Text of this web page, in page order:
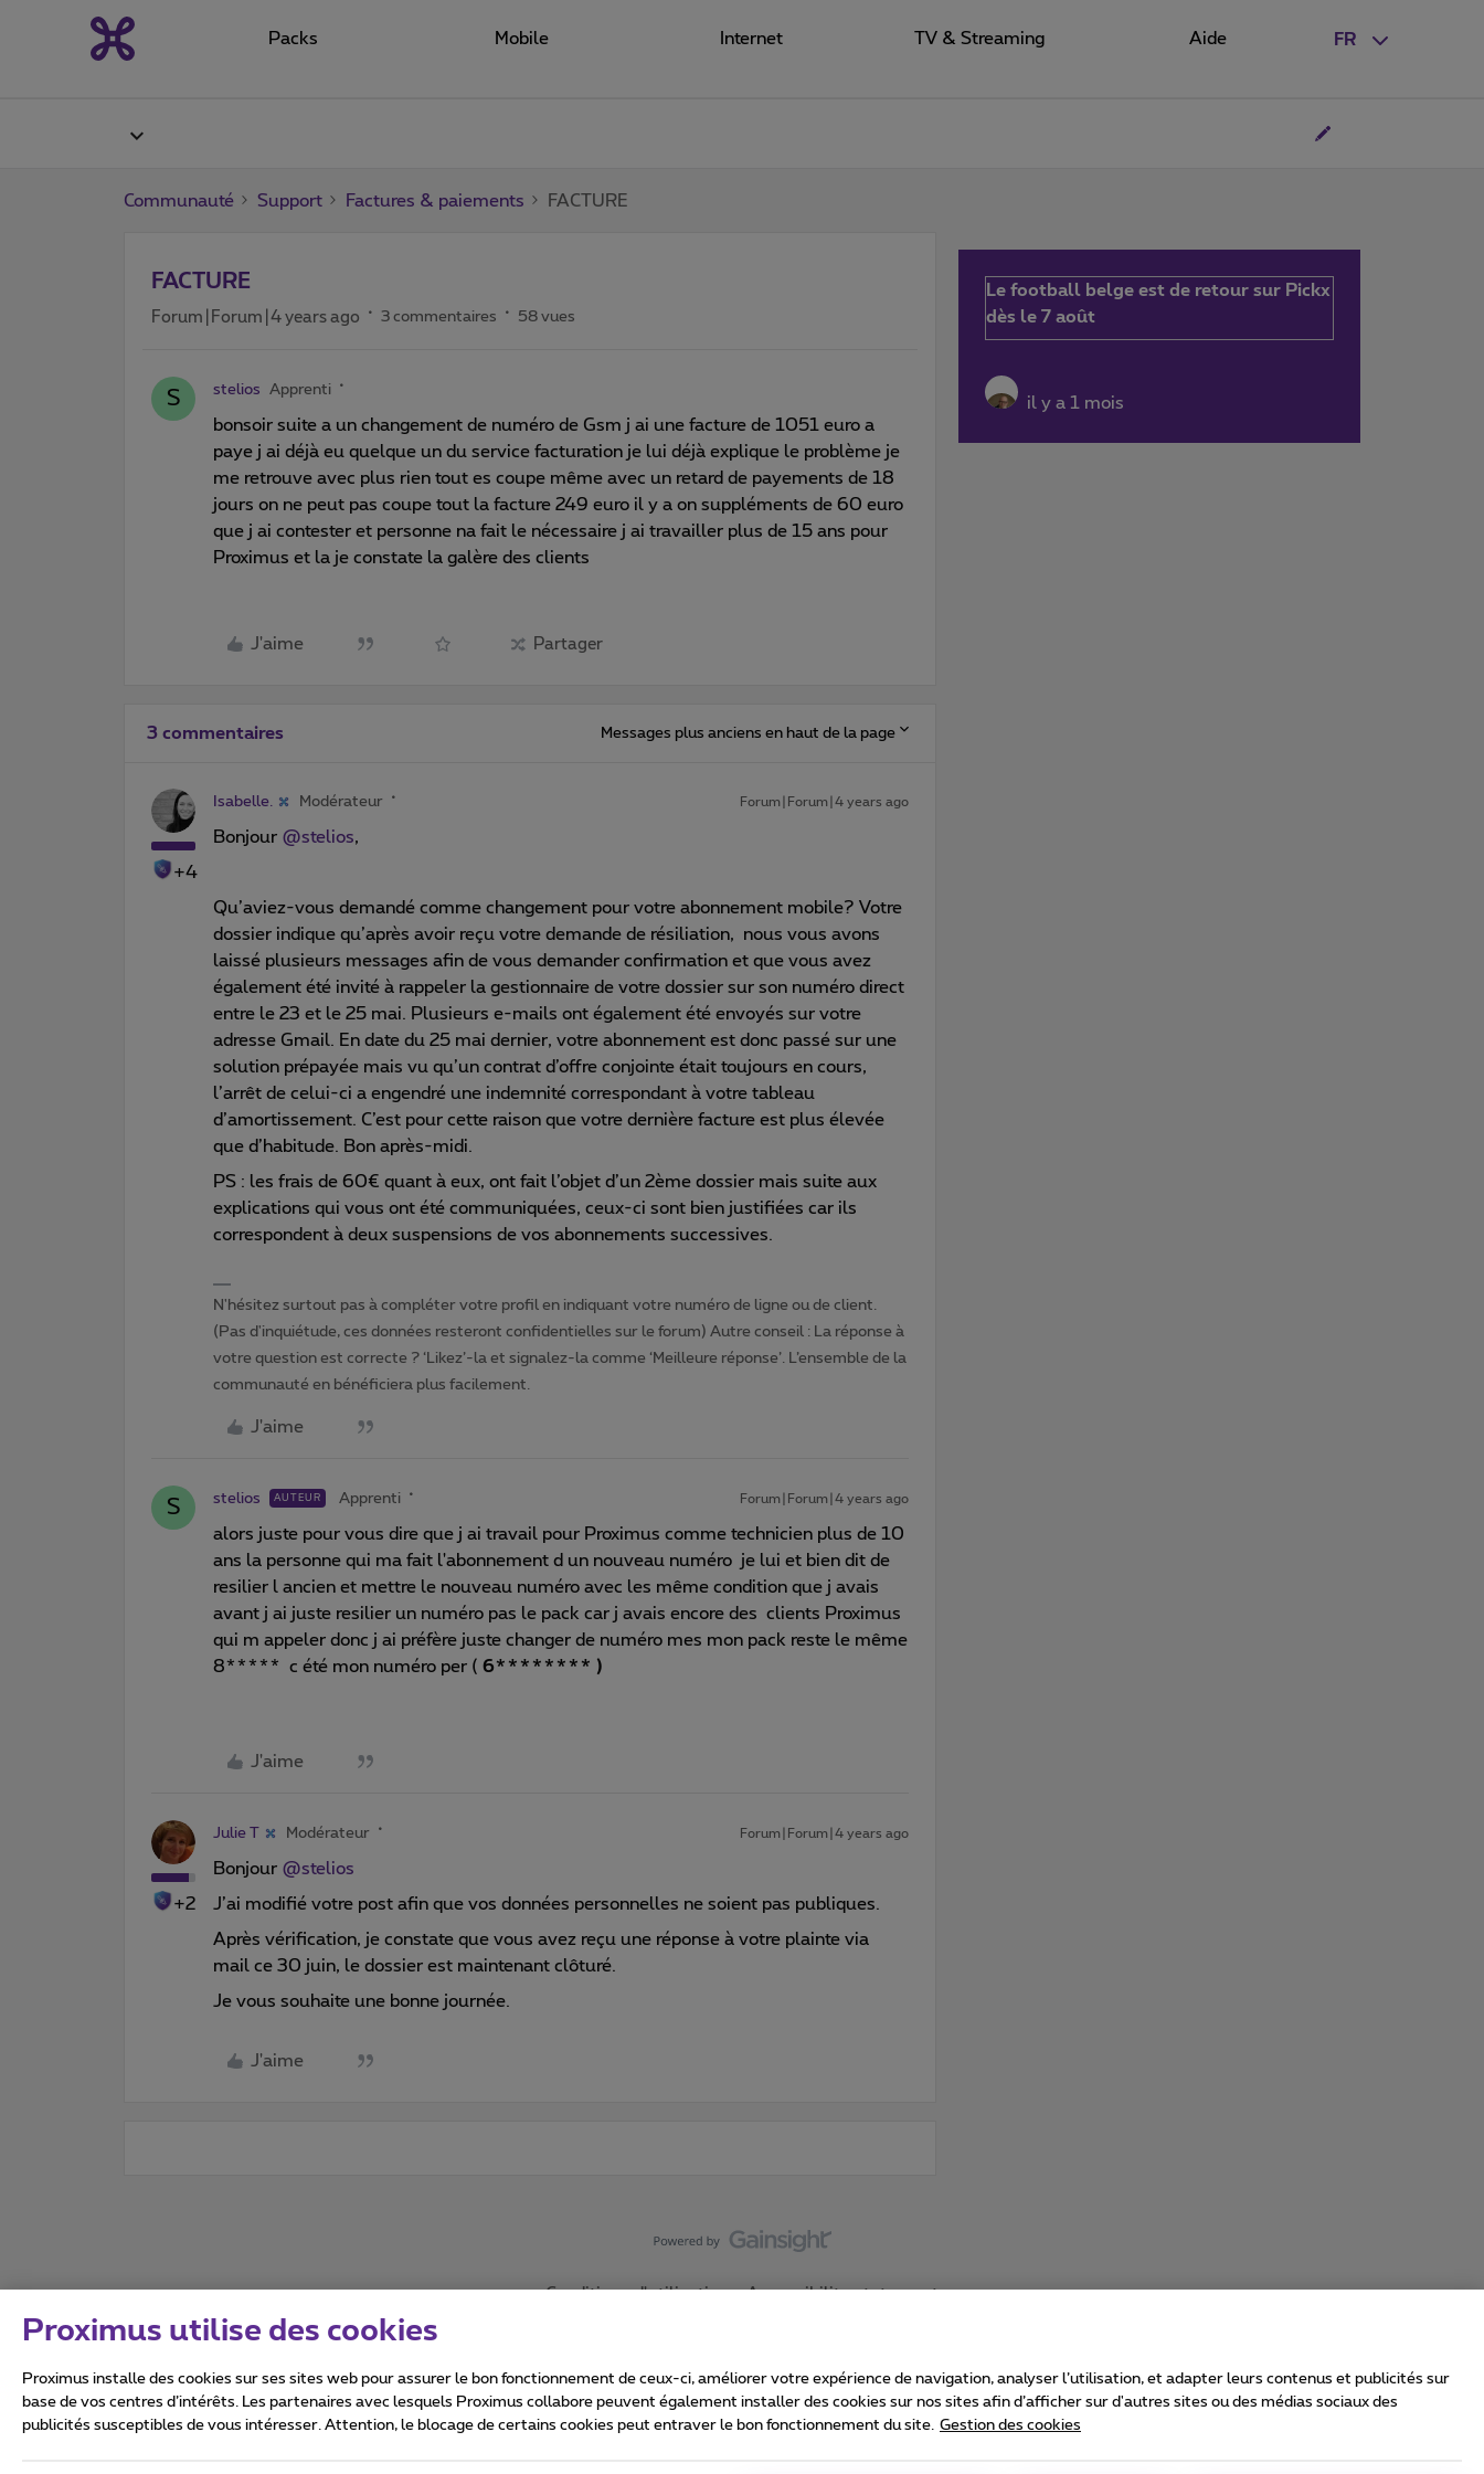
FR
Packs Mobile Internet TV & Streaming Aide
Communauté Support Factures & paiements FACTURE
FACTURE
Forum|Forum|4 years ago 3 commentaires 58 vues
S stelios Apprenti
bonsoir suite a un changement de numéro de Gsm j ai une facture de 1051 euro a
paye j ai déjà eu quelque un du service facturation je lui déjà explique le problème je
me retrouve avec plus rien tout es coupe même avec un retard de payements de 18
jours on ne peut pas coupe tout la facture 249 euro il y a on suppléments de 60 euro
que j ai contester et personne na fait le nécessaire j ai travailler plus de 15 ans pour
Proximus et la je constate la galère des clients
J'aime Partager
3 commentaires Messages plus anciens en haut de la page
+4
Isabelle. Modérateur Forum|Forum|4 years ago
Bonjour @stelios,
Qu’aviez-vous demandé comme changement pour votre abonnement mobile? Votre
dossier indique qu’après avoir reçu votre demande de résiliation, nous vous avons
laissé plusieurs messages afin de vous demander confirmation et que vous avez
également été invité à rappeler la gestionnaire de votre dossier sur son numéro direct
entre le 23 et le 25 mai. Plusieurs e-mails ont également été envoyés sur votre
adresse Gmail. En date du 25 mai dernier, votre abonnement est donc passé sur une
solution prépayée mais vu qu’un contrat d’offre conjointe était toujours en cours,
l’arrêt de celui-ci a engendré une indemnité correspondant à votre tableau
d’amortissement. C’est pour cette raison que votre dernière facture est plus élevée
que d’habitude. Bon après-midi.
PS : les frais de 60€ quant à eux, ont fait l’objet d’un 2ème dossier mais suite aux
explications qui vous ont été communiquées, ceux-ci sont bien justifiées car ils
correspondent à deux suspensions de vos abonnements successives.
N'hésitez surtout pas à compléter votre profil en indiquant votre numéro de ligne ou de client.
(Pas d'inquiétude, ces données resteront confidentielles sur le forum) Autre conseil : La réponse à
votre question est correcte ? ‘Likez’-la et signalez-la comme ‘Meilleure réponse’. L’ensemble de la
communauté en bénéficiera plus facilement.
J'aime
S stelios AUTEUR Apprenti Forum|Forum|4 years ago
alors juste pour vous dire que j ai travail pour Proximus comme technicien plus de 10
ans la personne qui ma fait l'abonnement d un nouveau numéro je lui et bien dit de
resilier l ancien et mettre le nouveau numéro avec les même condition que j avais
avant j ai juste resilier un numéro pas le pack car j avais encore des clients Proximus
qui m appeler donc j ai préfère juste changer de numéro mes mon pack reste le même
8***** c été mon numéro per ( 6******** )
J'aime
+2
Julie T Modérateur Forum|Forum|4 years ago
Bonjour @stelios
J’ai modifié votre post afin que vos données personnelles ne soient pas publiques.
Après vérification, je constate que vous avez reçu une réponse à votre plainte via
mail ce 30 juin, le dossier est maintenant clôturé.
Je vous souhaite une bonne journée.
J'aime
Le football belge est de retour sur Pickx
dès le 7 août
il y a 1 mois
Conditions d'utilisation Accessibility statement
Tous droits réservés. ©2026Proximus
Proximus utilise des cookies
Proximus installe des cookies sur ses sites web pour assurer le bon fonctionnement de ceux-ci, améliorer votre expérience de navigation, analyser l’utilisation, et adapter leurs contenus et publicités sur
base de vos centres d’intérêts. Les partenaires avec lesquels Proximus collabore peuvent également installer des cookies sur nos sites afin d’afficher sur d'autres sites ou des médias sociaux des
publicités susceptibles de vous intéresser. Attention, le blocage de certains cookies peut entraver le bon fonctionnement du site. Gestion des cookies